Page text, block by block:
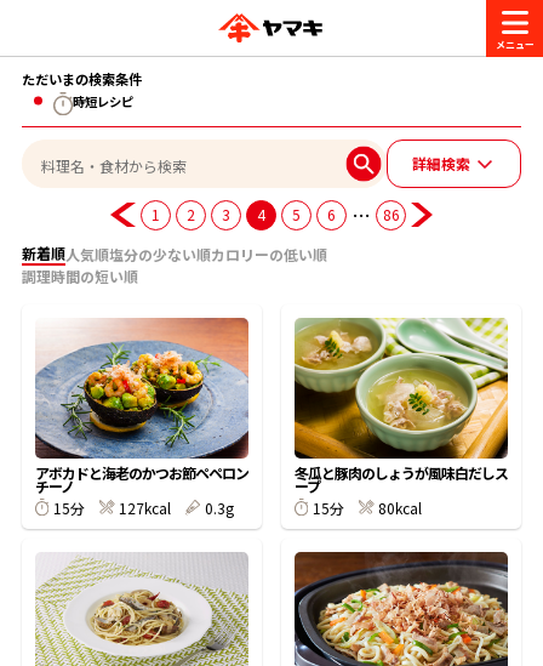
商品情報
ヤマキ『めんつゆ』 ヤマキ 割烹白だし
レシピ
おいしいレシピを探す
おいしいレシピトップ
主食レシピ
主菜レシピ
汁物レシピ
時短レシピ
かつお節・だしを楽しむ
かつお節・だしを知る
だしの取り方
かつお節の削り方
かつお節・だしをもっと知る
ヤマキ かつお節プラス®
CM・キャンペーン
キャンペーン一覧
企業・採用情報
企業情報
- 百年対話
- ヤマキ かつお節プラス®
お問い合わせ
ヤマキお客様相談室
オンラインショップ
コミュニティサイト
ただいまの検索条件
時短レシピ
詳細検索
1 2 3 4 5 6 …
86
新着順人気順塩分の少ない順カロリーの低い順
調理時間の短い順
アボカドと海老のかつお節ペペロン
チーノ
15分
127kcal 0.3g
冬瓜と豚肉のしょうが風味白だしス
ープ
15分
80kcal